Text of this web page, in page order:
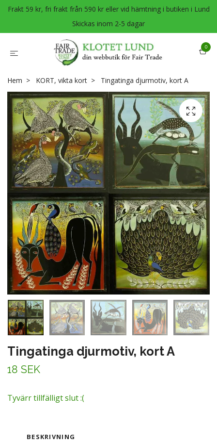
Frakt 59 kr, fri frakt från 590 kr eller vid hämtning i butiken i Lund
Skickas inom 2-5 dagar
0
Hem KORT, vikta kort Tingatinga djurmotiv, kort A
Tingatinga djurmotiv, kort A
18 SEK
Tyvärr tillfälligt slut :(
BESKRIVNING